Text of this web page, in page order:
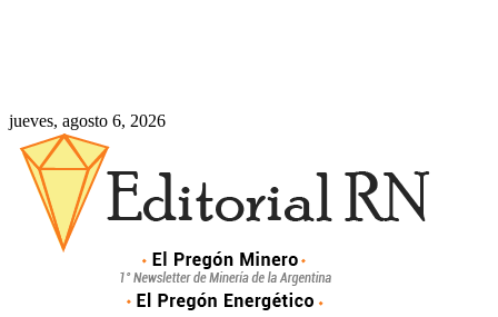
jueves, agosto 6, 2026